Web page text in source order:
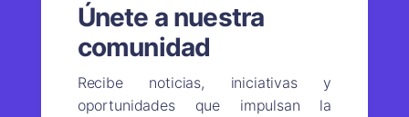
Únete a nuestra
comunidad
Recibe noticias, iniciativas y
oportunidades que impulsan la